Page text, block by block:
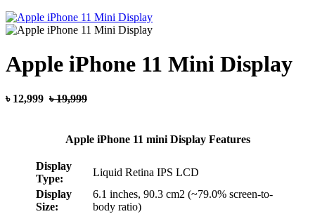
Apple iPhone 11 Mini Display
৳ 12,999 ৳ 19,999
Apple iPhone 11 mini Display Features
Display
Type:
Liquid Retina IPS LCD
Display
Size:
6.1 inches, 90.3 cm2 (~79.0% screen-to-
body ratio)